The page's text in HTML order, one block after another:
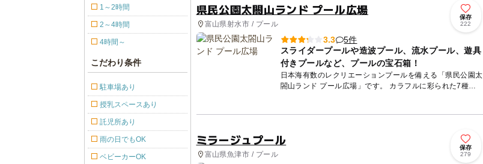
県民公園太閤山ランド プール広場
富山県射水市 / プール
保存
222
3.3
5件
スライダープールや造波プール、流水プール、遊具
付きプールなど、プールの宝石箱！
日本海有数のレクリエーションプールを備える「県民公園太
閤山ランド プール広場」です。 カラフルに彩られた7種類
ミラージュプール
富山県魚津市 / プール
保存
279
1～2時間
2～4時間
4時間～
こだわり条件
駐車場あり
授乳スペースあり
託児所あり
雨の日でもOK
ベビーカーOK